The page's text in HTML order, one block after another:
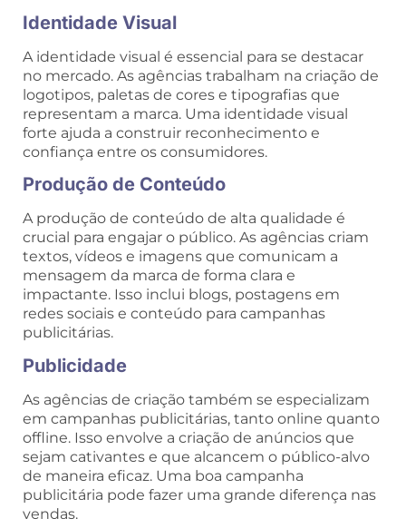
Identidade Visual
A identidade visual é essencial para se destacar
no mercado. As agências trabalham na criação de
logotipos, paletas de cores e tipografias que
representam a marca. Uma identidade visual
forte ajuda a construir reconhecimento e
confiança entre os consumidores.
Produção de Conteúdo
A produção de conteúdo de alta qualidade é
crucial para engajar o público. As agências criam
textos, vídeos e imagens que comunicam a
mensagem da marca de forma clara e
impactante. Isso inclui blogs, postagens em
redes sociais e conteúdo para campanhas
publicitárias.
Publicidade
As agências de criação também se especializam
em campanhas publicitárias, tanto online quanto
offline. Isso envolve a criação de anúncios que
sejam cativantes e que alcancem o público-alvo
de maneira eficaz. Uma boa campanha
publicitária pode fazer uma grande diferença nas
vendas.